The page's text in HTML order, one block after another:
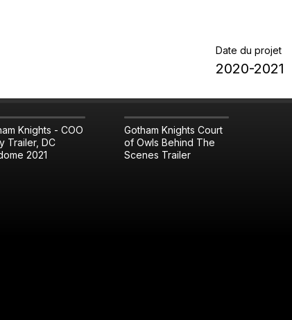
Date du projet
2020-2021
Knights - COO
Trailer, DC
2021
Gotham Knights Court
of Owls Behind The
Scenes Trailer